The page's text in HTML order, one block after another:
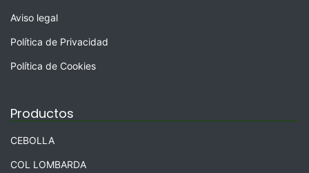
Aviso legal
Política de Privacidad
Política de Cookies
Productos
CEBOLLA
COL LOMBARDA